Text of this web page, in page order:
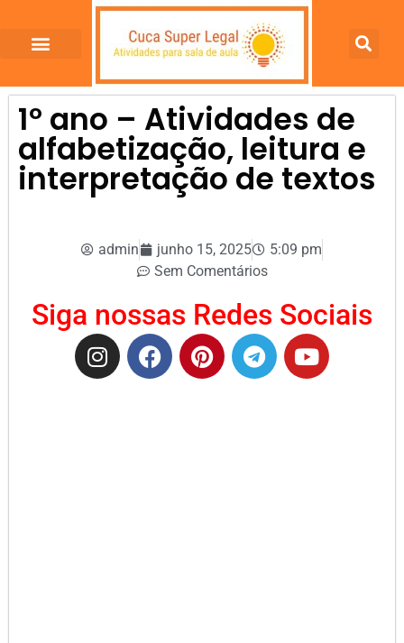
1º ano – Atividades de
alfabetização, leitura e
interpretação de textos
admin junho 15, 2025
5:09 pm
Sem Comentários
Siga nossas Redes Sociais